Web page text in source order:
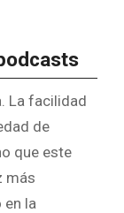
La facilidad
de
que este
más
en la